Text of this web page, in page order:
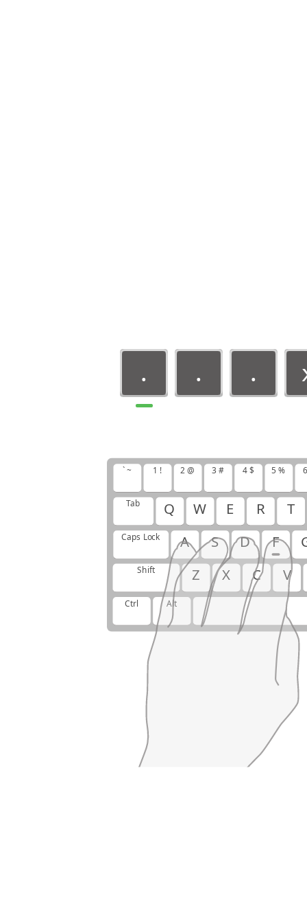
. . .
` ~ 1 ! 2 @ 3 # 4 $ 5 %
Tab Q W E R T
Caps Lock A S D F
Shift Z X C V
Ctrl Alt